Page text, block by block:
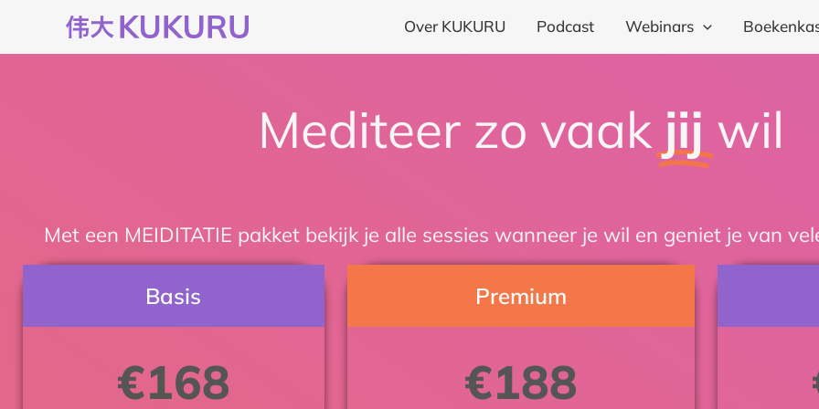
Over KUKURU Podcast Webinars
Mediteer zo vaak jij wil
Met een MEIDITATIE pakket bekijk je alle sessies wanneer je wil en geniet je van
Basis
€168
Premium
€188